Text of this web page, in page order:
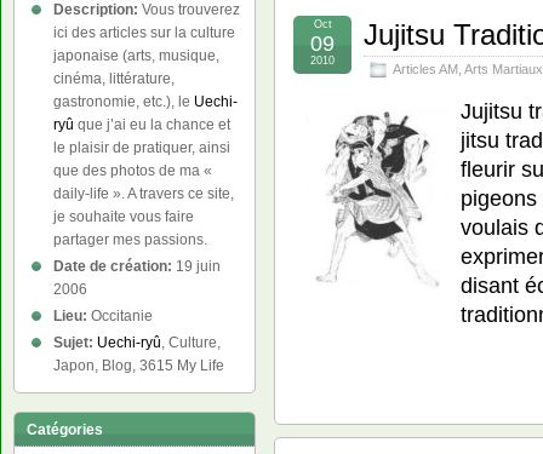
Jujitsu
Articles AM Arts Martiaux
Oct
09
2010
Jujitsu
jitsu
fleurir
voulais
disant
Description: Vous trouverez
ici des articles sur la culture
japonaise (arts, musique,
cinéma, littérature,
gastronomie, etc.), le Uechi-
ryû que j’ai eu la chance et
le plaisir de pratiquer, ainsi
que des photos de ma «
daily-life ». A travers ce site,
je souhaite vous faire
partager mes passions.
Date de création: 19 juin
2006
Lieu: Occitanie
Sujet: Uechi-ryû, Culture,
Japon, Blog, 3615 My Life
Catégories